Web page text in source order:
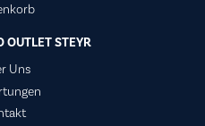
OUTLET STEYR
Uns